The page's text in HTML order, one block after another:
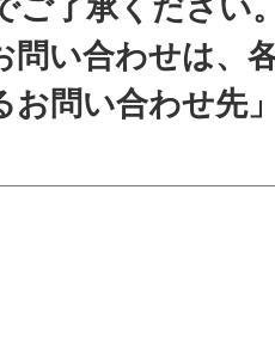
問い合わせは、
お問い合わせ先